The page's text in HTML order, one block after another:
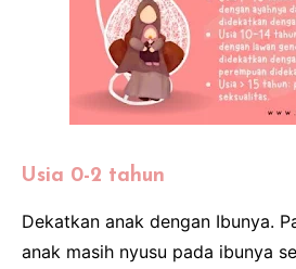
Usia 0-2 tahun
Dekatkan anak dengan Ibunya.
anak masih nyusu pada ibunya